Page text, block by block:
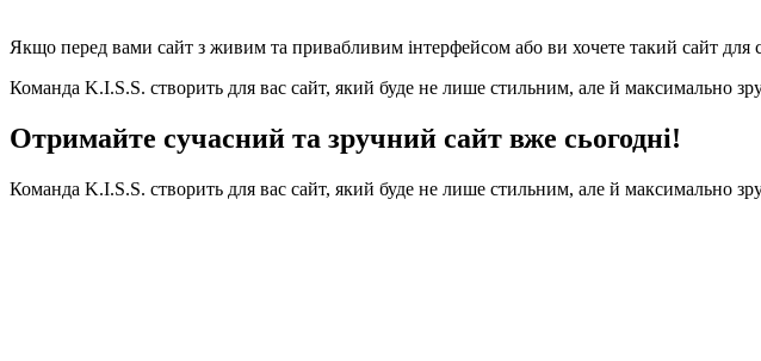
Якщо перед вами сайт з живим та привабливим інтерфейсом або ви хочете такий сайт
Команда K.I.S.S. створить для вас сайт, який буде не лише стильним, але й максимально
Отримайте сучасний та зручний сайт вже сьогодні!
Команда K.I.S.S. створить для вас сайт, який буде не лише стильним, але й максимально